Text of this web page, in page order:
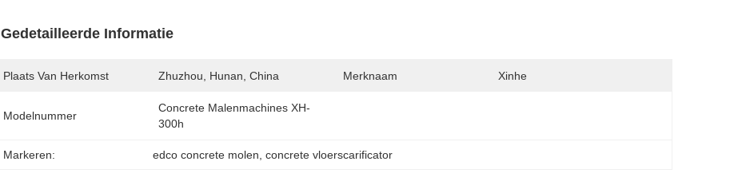
Gedetailleerde Informatie
Plaats Van Herkomst Zhuzhou, Hunan, China Merknaam Xinhe
Modelnummer
Concrete Malenmachines XH-
300h
Markeren: edco concrete molen , concrete vloerscarificator